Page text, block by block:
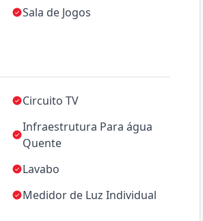
Sala de Jogos
Circuito TV
Infraestrutura Para água
Quente
Lavabo
Medidor de Luz Individual